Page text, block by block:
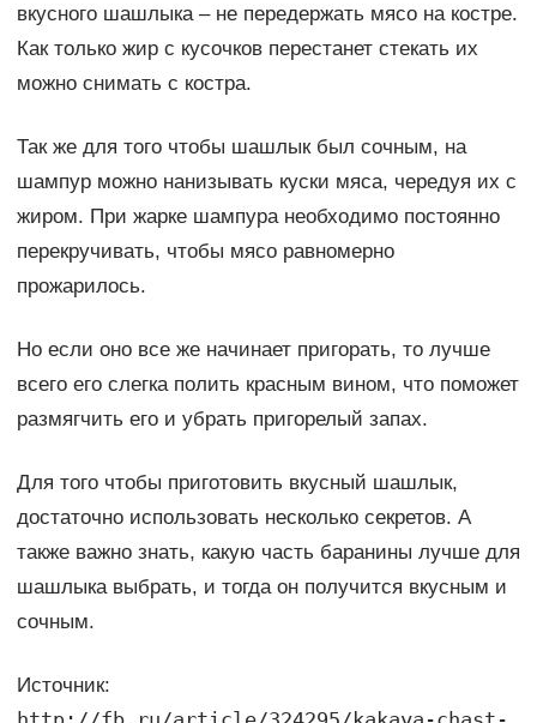
вкусного шашлыка – не передержать мясо на костре.
Как только жир с кусочков перестанет стекать их
можно снимать с костра.
Так же для того чтобы шашлык был сочным, на
шампур можно нанизывать куски мяса, чередуя их с
жиром. При жарке шампура необходимо постоянно
перекручивать, чтобы мясо равномерно
прожарилось.
Но если оно все же начинает пригорать, то лучше
всего его слегка полить красным вином, что поможет
размягчить его и убрать пригорелый запах.
Для того чтобы приготовить вкусный шашлык,
достаточно использовать несколько секретов. А
также важно знать, какую часть баранины лучше для
шашлыка выбрать, и тогда он получится вкусным и
сочным.
Источник: